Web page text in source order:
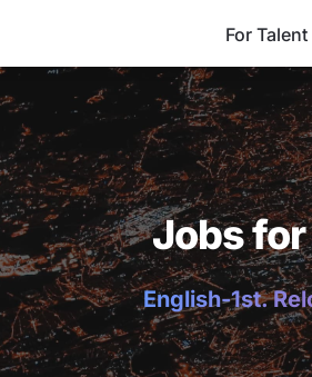
For Talent
Jobs
English-1st.